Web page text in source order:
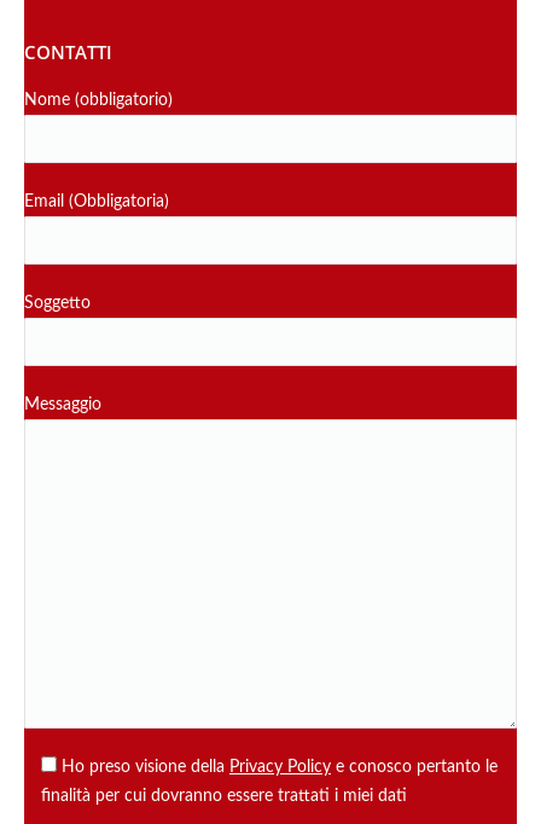
CONTATTI
Nome (obbligatorio)
Email (Obbligatoria)
Soggetto
Messaggio
Ho preso visione della Privacy Policy e conosco pertanto le
finalità per cui dovranno essere trattati i miei dati